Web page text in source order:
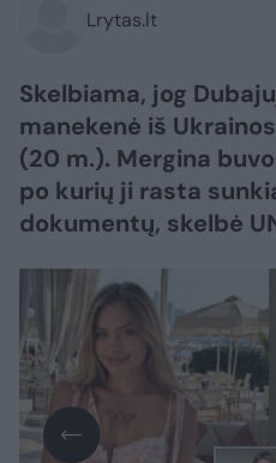
Lrytas.lt
Skelbiama, jog
manekenė iš
(20 m.). Mergina
po kurių ji rasta
dokumentų, skelbė